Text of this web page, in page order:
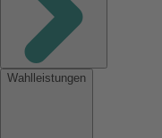
Wahlleistungen